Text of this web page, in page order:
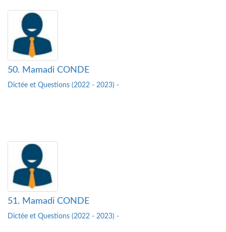
50. Mamadi CONDE
Dictée et Questions (2022 - 2023) -
51. Mamadi CONDE
Dictée et Questions (2022 - 2023) -